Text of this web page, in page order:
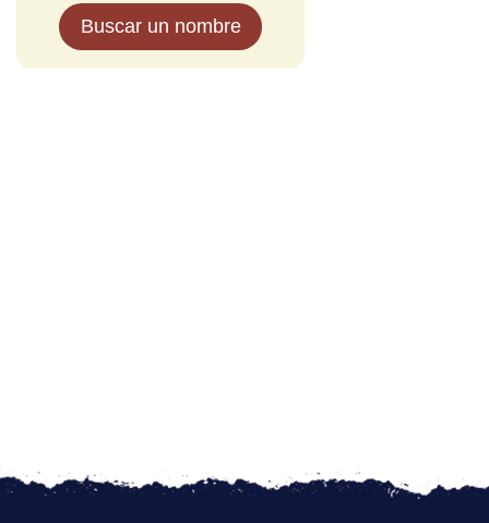
Buscar un nombre